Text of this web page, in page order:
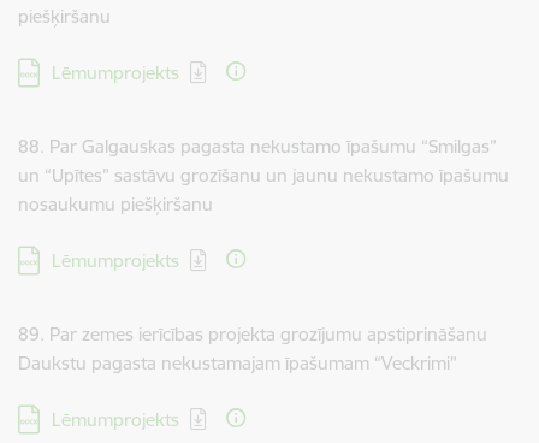
piešķiršanu
Lejupielādēt:
Lēmumprojekts
88. Par Galgauskas pagasta nekustamo īpašumu “Smilgas”
un “Upītes” sastāvu grozīšanu un jaunu nekustamo īpašumu
nosaukumu piešķiršanu
Lejupielādēt:
Lēmumprojekts
89. Par zemes ierīcības projekta grozījumu apstiprināšanu
Daukstu pagasta nekustamajam īpašumam “Veckrimi”
Lejupielādēt:
Lēmumprojekts